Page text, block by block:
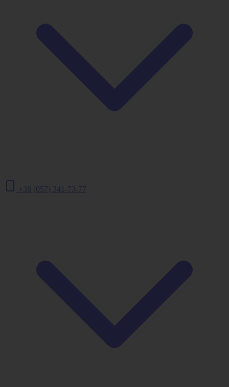
+38 (057) 341-73-77